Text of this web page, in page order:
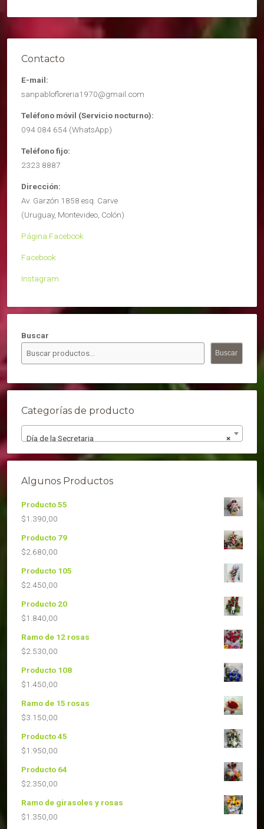
Contacto
E-mail:
sanpablofloreria1970@gmail.com
Teléfono móvil (Servicio nocturno):
094 084 654 (WhatsApp)
Teléfono fijo:
2323 8887
Dirección:
Av. Garzón 1858 esq. Carve
(Uruguay, Montevideo, Colón)
Página Facebook
Facebook
Instagram
Buscar
Buscar
Categorías de producto
×
Día de la Secretaria
Algunos Productos
Producto 55
$1.390,00
Producto 79
$2.680,00
Producto 105
$2.450,00
Producto 20
$1.840,00
Ramo de 12 rosas
$2.530,00
Producto 108
$1.450,00
Ramo de 15 rosas
$3.150,00
Producto 45
$1.950,00
Producto 64
$2.350,00
Ramo de girasoles y rosas
$1.350,00